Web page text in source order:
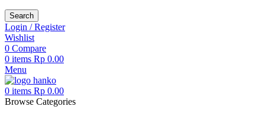
Search
Login / Register
Wishlist
0 Compare
0 items Rp 0.00
Menu
0 items Rp 0.00
Browse Categories